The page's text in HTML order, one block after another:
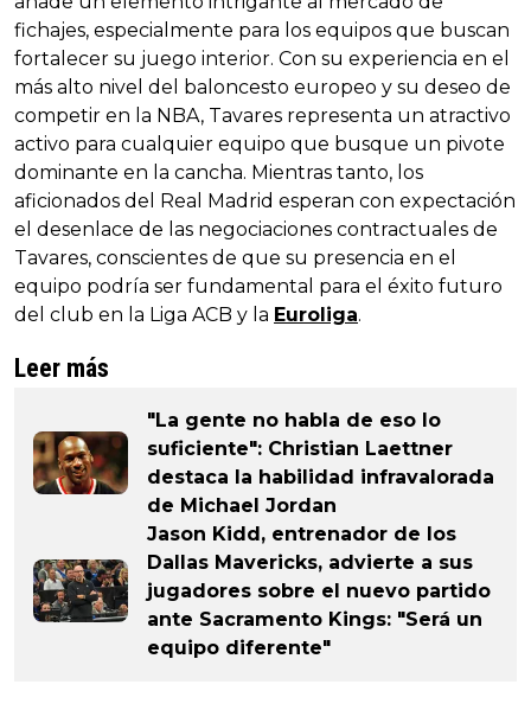
fichajes, especialmente para los equipos que buscan
fortalecer su juego interior. Con su experiencia en el
más alto nivel del baloncesto europeo y su deseo de
competir en la NBA, Tavares representa un atractivo
activo para cualquier equipo que busque un pivote
dominante en la cancha. Mientras tanto, los
aficionados del Real Madrid esperan con expectación
el desenlace de las negociaciones contractuales de
Tavares, conscientes de que su presencia en el
equipo podría ser fundamental para el éxito futuro
del club en la Liga ACB y la Euroliga.
Leer más
"La gente no habla de eso lo
suficiente": Christian Laettner
destaca la habilidad infravalorada
de Michael Jordan
Jason Kidd, entrenador de los
Dallas Mavericks, advierte a sus
jugadores sobre el nuevo partido
ante Sacramento Kings: "Será un
equipo diferente"